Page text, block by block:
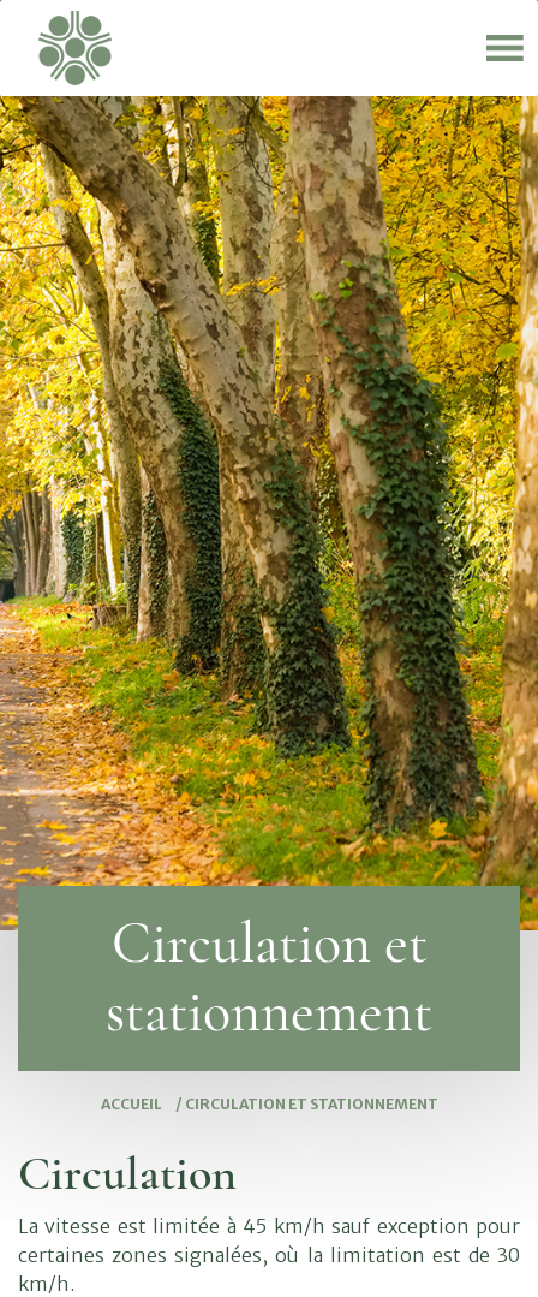
Circulation et
stationnement
ACCUEIL / CIRCULATION ET STATIONNEMENT
Circulation
La vitesse est limitée à 45 km/h sauf exception pour
certaines zones signalées, où la limitation est de 30
km/h.